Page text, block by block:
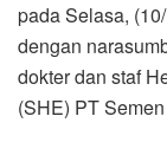
pada Selasa,
dengan
dokter dan staf
(SHE) PT